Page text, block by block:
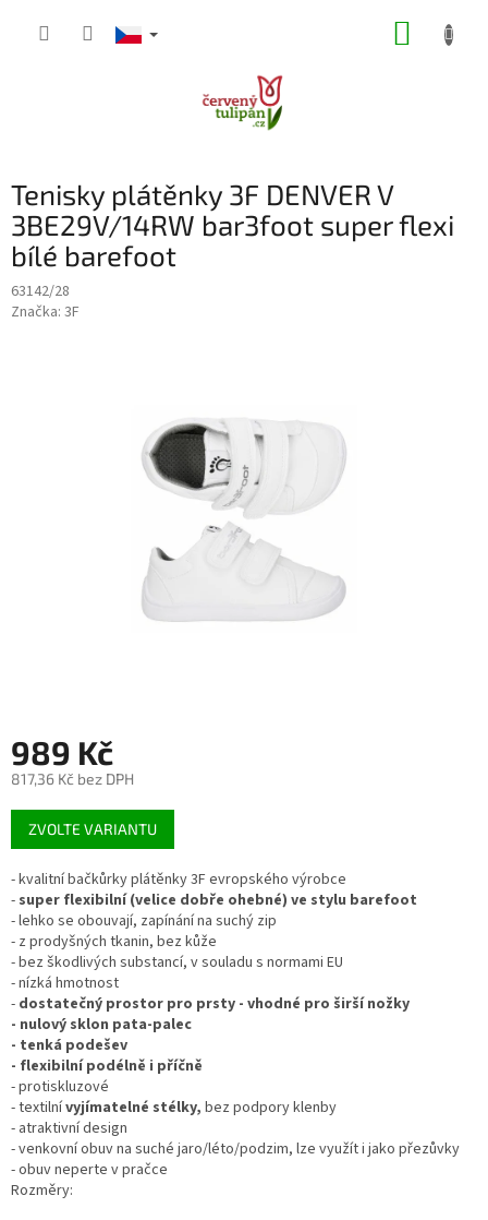
Tenisky plátěnky 3F DENVER V
3BE29V/14RW bar3foot super flexi
bílé barefoot
63142/28
Značka: 3F
989 Kč
817,36 Kč bez DPH
Měrná
cena:
ZVOLTE VARIANTU
- kvalitní bačkůrky plátěnky 3F evropského výrobce
- super flexibilní (velice dobře ohebné) ve stylu barefoot
- lehko se obouvají, zapínání na suchý zip
- z prodyšných tkanin, bez kůže
- bez škodlivých substancí, v souladu s normami EU
- nízká hmotnost
- dostatečný prostor pro prsty - vhodné pro širší nožky
- nulový sklon pata-palec
- tenká podešev
- flexibilní podélně i příčně
- protiskluzové
- textilnívyjímatelné stélky, bez podpory klenby
- atraktivní design
- venkovní obuv na suché jaro/léto/podzim, lze využít i jako přezůvky
- obuv neperte v pračce
Rozměry: